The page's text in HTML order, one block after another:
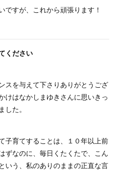
ですが、これから頑張ります！
ください
スを与えて下さりありがとうござ
けはなかしまゆきさんに思いきっ
た。
子育てすることは、１０年以上前
ずなのに、毎日くたくたで、こん
いう、私のありのままの正直な言